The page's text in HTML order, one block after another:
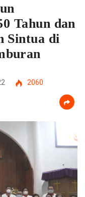
Tahun dan
Sintua di
2060